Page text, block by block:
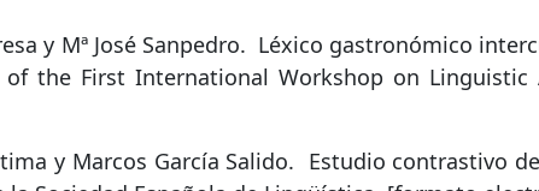
y Mª José Sanpedro. Léxico gastronómico
of the First International Workshop on
y Marcos García Salido. Estudio contrastivo